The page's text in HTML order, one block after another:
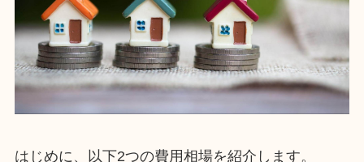
はじめに、以下2つの費用相場を紹介します。